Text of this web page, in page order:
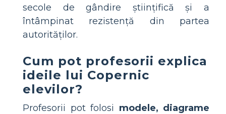
secole de gândire științifică și a
întâmpinat rezistență din partea
autorităților.
Cum pot profesorii explica
ideile lui Copernic
elevilor?
Profesorii pot folosi modele, diagrame